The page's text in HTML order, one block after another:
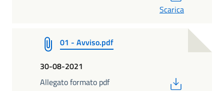
Scarica
01 - Avviso.pdf
30-08-2021
Allegato formato pdf